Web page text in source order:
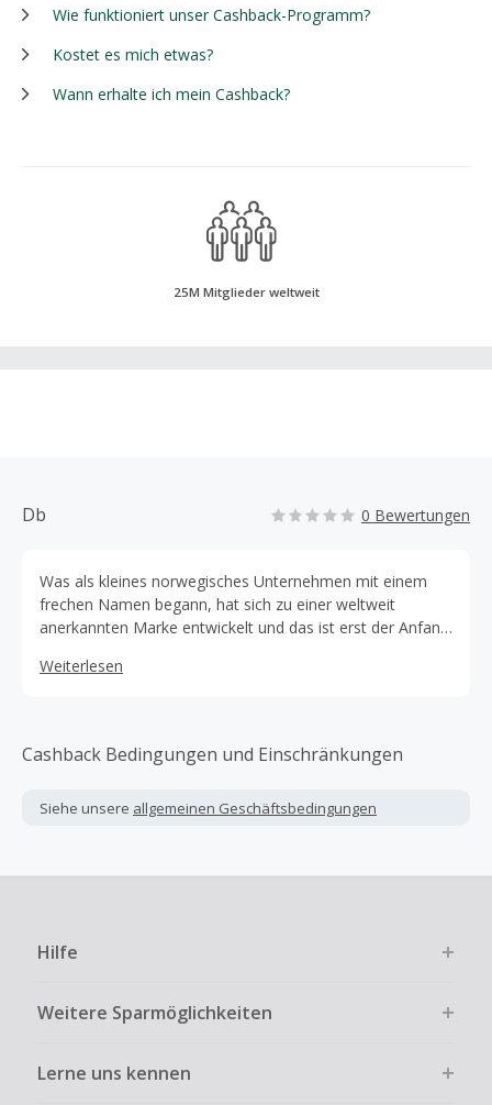
Wie funktioniert unser Cashback-Programm?
Kostet es mich etwas?
Wann erhalte ich mein Cashback?
25M Mitglieder weltweit
Db 0 Bewertungen
Was als kleines norwegisches Unternehmen mit einem
frechen Namen begann, hat sich zu einer weltweit
anerkannten Marke entwickelt und das ist erst der Anfang.
der unterwegs und auf der Piste. Benötigst Du einen
Wochenendausflug? Gepäck, das gut aussieht und Deine
Sachen in einem Stück transportiert? So sieht intelligente
Weiterlesen
Cashback Bedingungen und Einschränkungen
Siehe unsere allgemeinen Geschäftsbedingungen
Hilfe
Weitere Sparmöglichkeiten
Lerne uns kennen